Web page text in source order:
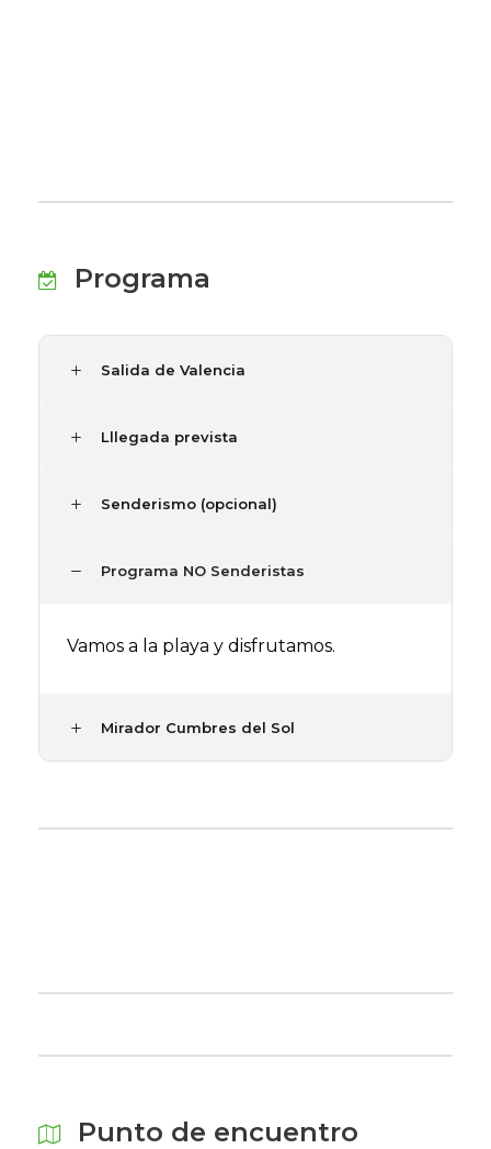
Programa
Salida de Valencia
Lllegada prevista
Senderismo (opcional)
Programa NO Senderistas
Vamos a la playa y disfrutamos.
Mirador Cumbres del Sol
Punto de encuentro